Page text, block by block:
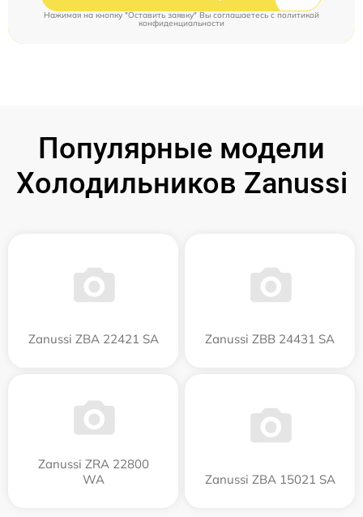
Нажимая на кнопку "Оставить заявку" Вы соглашаетесь cполитикой
конфиденциальности
Популярные модели
Холодильников Zanussi
Zanussi ZBA 22421 SA Zanussi ZBB 24431 SA
Zanussi ZRA 22800
WA
Zanussi ZBA 15021 SA